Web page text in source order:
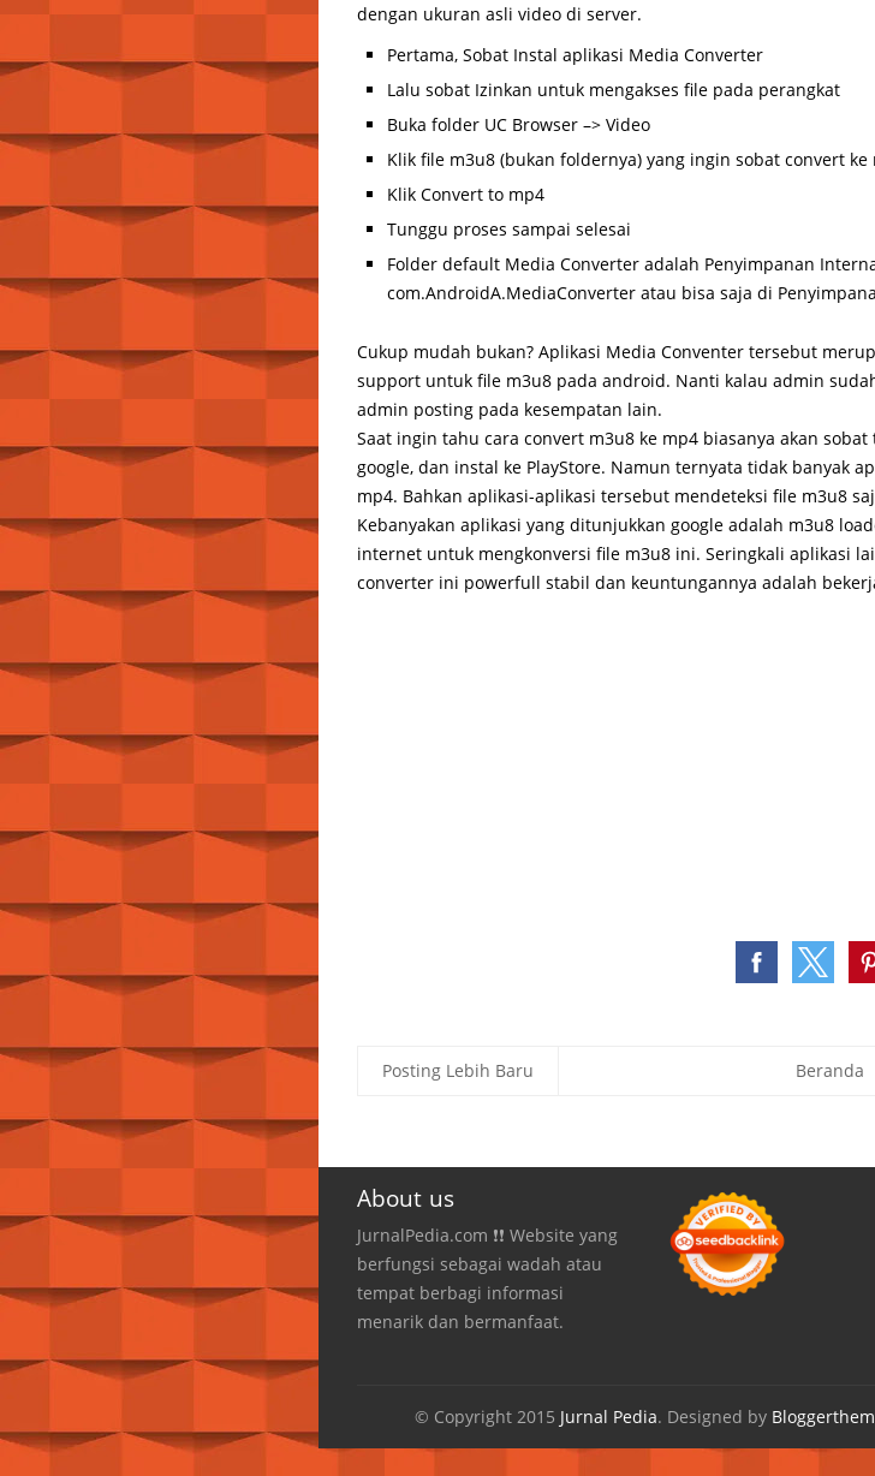
dengan ukuran asli video di server.
Pertama, Sobat Instal aplikasi Media Converter
Lalu sobat Izinkan untuk mengakses file pada perangkat
Buka folder UC Browser –> Video
Klik file m3u8 (bukan foldernya) yang ingin sobat convert ke
Klik Convert to mp4
Tunggu proses sampai selesai
Folder default Media Converter adalah Penyimpanan
com.AndroidA.MediaConverter atau bisa saja di
Cukup mudah bukan? Aplikasi Media Conventer tersebut
support untuk file m3u8 pada android. Nanti kalau admin
admin posting pada kesempatan lain.
Saat ingin tahu cara convert m3u8 ke mp4 biasanya akan
google, dan instal ke PlayStore. Namun ternyata tidak banyak
mp4. Bahkan aplikasi-aplikasi tersebut mendeteksi file m3u8
Kebanyakan aplikasi yang ditunjukkan google adalah m3u8
internet untuk mengkonversi file m3u8 ini. Seringkali aplikasi
converter ini powerfull stabil dan keuntungannya adalah
Posting Lebih Baru Beranda
About us
JurnalPedia.com ❗❗ Website yang
berfungsi sebagai wadah atau
tempat berbagi informasi
menarik dan bermanfaat.
© Copyright 2015 Jurnal Pedia. Designed by